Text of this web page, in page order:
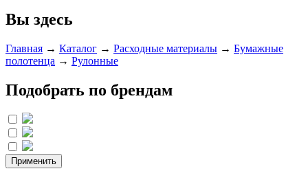
Вы здесь
Главная → Каталог → Расходные материалы → Бумажные
полотенца → Рулонные
Подобрать по брендам